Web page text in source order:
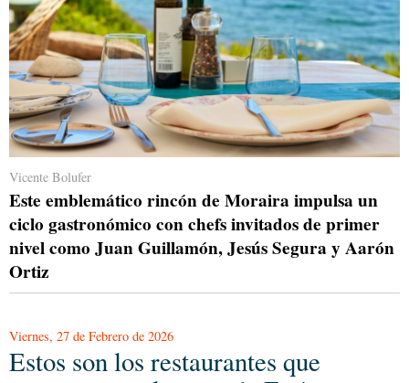
Vicente Bolufer
Este emblemático rincón de Moraira impulsa un
ciclo gastronómico con chefs invitados de primer
nivel como Juan Guillamón, Jesús Segura y Aarón
Ortiz
Viernes, 27 de Febrero de 2026
Estos son los restaurantes que